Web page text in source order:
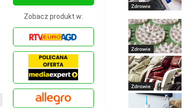
Zobacz produkt w:
Zdrowie
Zdrowie
Zdrowie